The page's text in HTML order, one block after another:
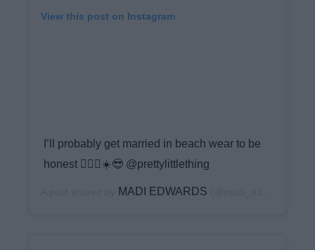
View this post on Instagram
I’ll probably get married in beach wear to be
honest 🤷🏼‍♀️☀️😎 @prettylittlething
MADI EDWARDS